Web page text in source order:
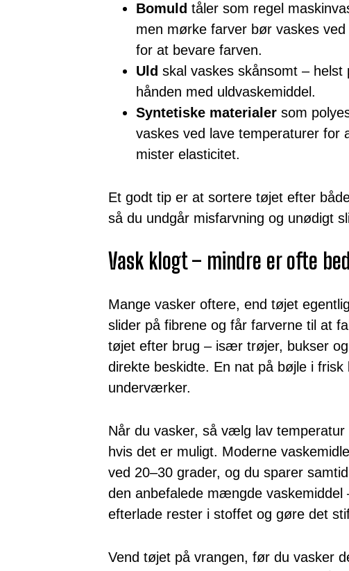
Bomuld tåler som regel
men mørke farver bør vaskes
for at bevare farven.
Uld skal vaskes skånsomt – helst
hånden med uldvaskemiddel.
Syntetiske materialer som
vaskes ved lave temperaturer for
mister elasticitet.
Et godt tip er at sortere tøjet efter
så du undgår misfarvning og unødigt
Vask klogt – mindre er ofte
Mange vasker oftere, end tøjet
slider på fibrene og får farverne til at
tøjet efter brug – især trøjer, bukser
direkte beskidte. En nat på bøjle i frisk
underværker.
Når du vasker, så vælg lav temperatur
hvis det er muligt. Moderne
ved 20–30 grader, og du sparer
den anbefalede mængde vaskemiddel
efterlade rester i stoffet og gøre det
Vend tøjet på vrangen, før du vasker